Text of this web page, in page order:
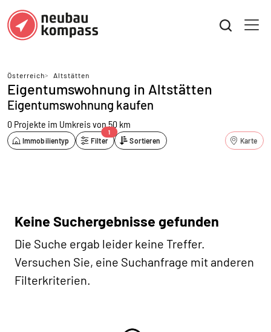
Österreich> Altstätten
Eigentumswohnung in Altstätten
Eigentumswohnung kaufen
0 Projekte im Umkreis von 50 km
Immobilientyp Filter
1
Sortieren Karte
Keine Suchergebnisse gefunden
Die Suche ergab leider keine Treffer.
Versuchen Sie, eine Suchanfrage mit anderen
Filterkriterien.